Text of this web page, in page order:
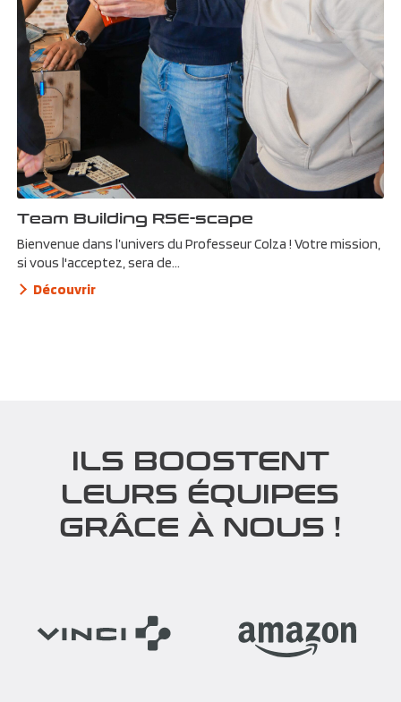
Team Building RSE-scape
Bienvenue dans l’univers du Professeur Colza ! Votre mission,
si vous l'acceptez, sera de...
Découvrir
ILS BOOSTENT
LEURS ÉQUIPES
GRÂCE À NOUS !